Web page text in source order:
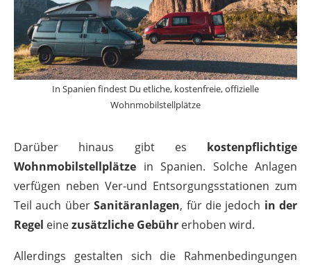
In Spanien findest Du etliche, kostenfreie, offizielle
Wohnmobilstellplätze
Darüber hinaus gibt es kostenpflichtige
Wohnmobilstellplätze in Spanien. Solche Anlagen
verfügen neben Ver-und Entsorgungsstationen zum
Teil auch überSanitäranlagen, für die jedoch in der
Regel einezusätzliche Gebühr erhoben wird.
Allerdings gestalten sich die Rahmenbedingungen